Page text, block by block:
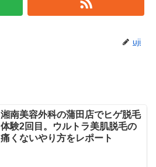
uji
湘南美容外科の蒲田店でヒゲ脱毛
体験2回目。ウルトラ美肌脱毛の
痛くないやり方をレポート